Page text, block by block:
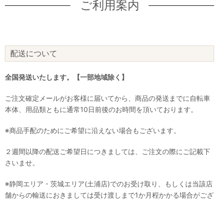
ご利用案内
配送について
全国発送いたします。【一部地域除く】
ご注文確定メールがお客様に届いてから、商品の発送までに自転車
本体、用品類ともに通常10日前後のお時間を頂いております。
※商品手配のためにご希望に沿えない場合もございます。
２週間以降の配送ご希望日につきましては、ご注文の際にご記載下
さいませ。
※静岡エリア・茨城エリア(土浦店)でのお受け取り、もしくは当該店
舗からの輸送におきましては受け渡しまで1か月程かかる場合がござ